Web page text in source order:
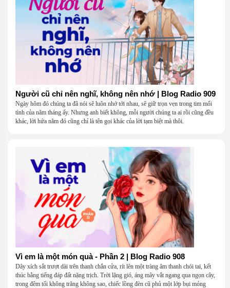
Người cũ chỉ nên nghĩ, không nên nhớ | Blog Radio 909
Ngày hôm đó chúng ta đã nói sẽ luôn nhớ tới nhau, sẽ giữ trọn vẹn trong tim mối
tình của năm tháng ấy. Nhưng anh biết không, mỗi người chúng ta ai rồi cũng đều
khác, lời hứa năm đó cũng chỉ là tên gọi khác của lời tạm biệt mà thôi.
Vì em là một món quà - Phần 2 | Blog Radio 908
Dây xích sắt trượt dài trên thanh chắn cửa, rít lên một tràng âm thanh chói tai, kết
thúc bằng tiếng đáp đất nặng trịch. Trời lặng gió, áng mây vắt ngang qua ngọn cây,
trong đêm tối không trăng không sao, chiếc lồng đèn cũ phủ một lớp bụi mỏng